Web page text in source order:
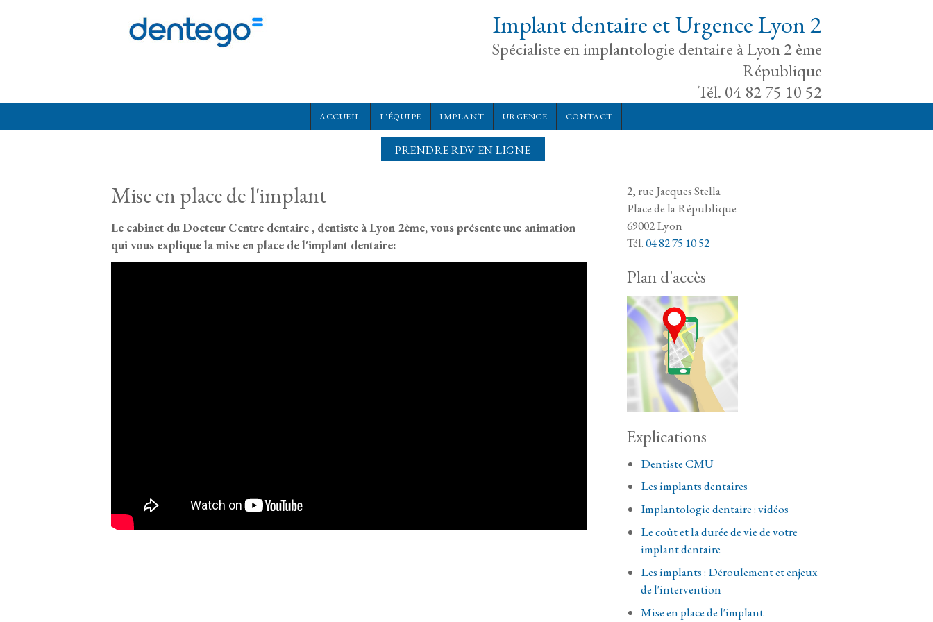
Implant dentaire et Urgence Lyon 2
Spécialiste en implantologie dentaire à Lyon 2 ème
République
Tél. 04 82 75 10 52
ACCUEIL L'ÉQUIPE IMPLANT URGENCE CONTACT
PRENDRE RDV EN LIGNE
Mise en place de l'implant
Le cabinet du Docteur Centre dentaire , dentiste à Lyon 2ème, vous présente une animation
qui vous explique la mise en place de l'implant dentaire:
2, rue Jacques Stella
Place de la République
69002 Lyon
Tél.04 82 75 10 52
Plan d'accès
Explications
Dentiste CMU
Les implants dentaires
Implantologie dentaire : vidéos
Le coût et la durée de vie de votre
implant dentaire
Les implants : Déroulement et enjeux
de l'intervention
Mise en place de l'implant